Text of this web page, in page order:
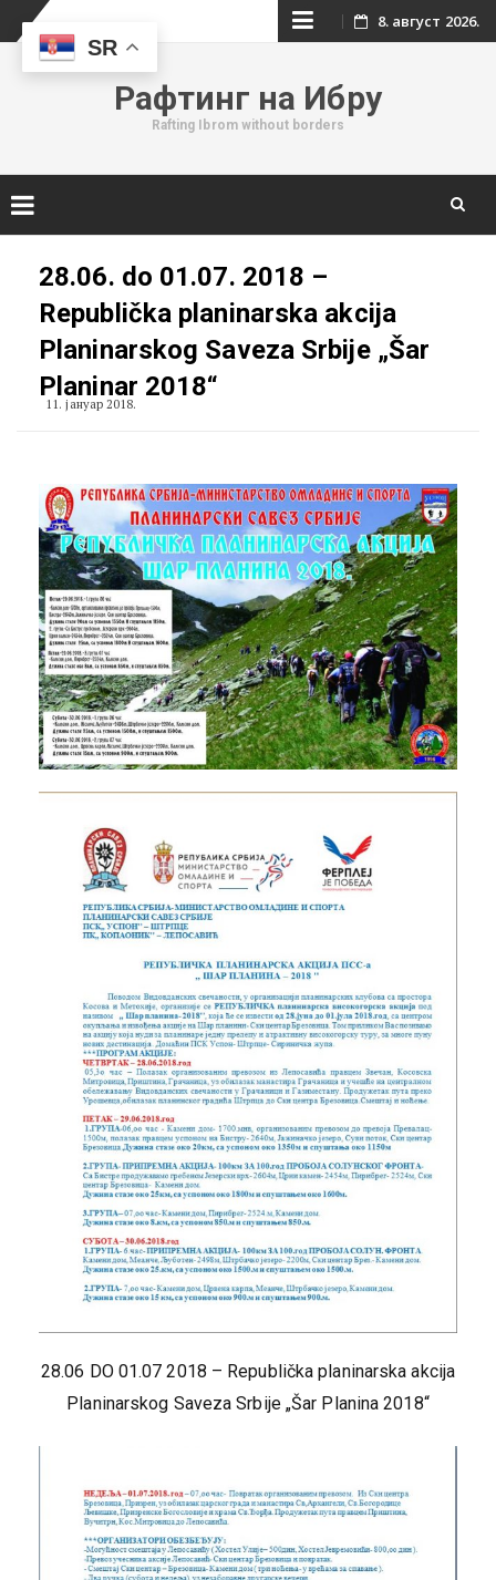
Skip
content
8. август 2026.
Рафтинг на Ибру
Rafting Ibrom without borders
28.06. do 01.07. 2018 –
Republička planinarska akcija
Planinarskog Saveza Srbije „Šar
Planinar 2018“
11. јануар 2018.
28.06 DO 01.07 2018 – Republička planinarska akcija
Planinarskog Saveza Srbije „Šar Planina 2018“
SR